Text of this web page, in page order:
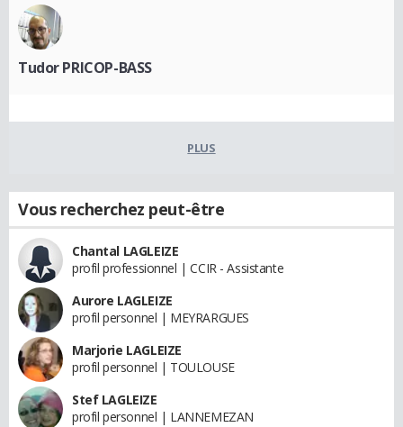
Tudor PRICOP-BASS
PLUS
Vous recherchez peut-être
Chantal LAGLEIZE
profil professionnel | CCIR - Assistante
Aurore LAGLEIZE
profil personnel | MEYRARGUES
Marjorie LAGLEIZE
profil personnel | TOULOUSE
Stef LAGLEIZE
profil personnel | LANNEMEZAN